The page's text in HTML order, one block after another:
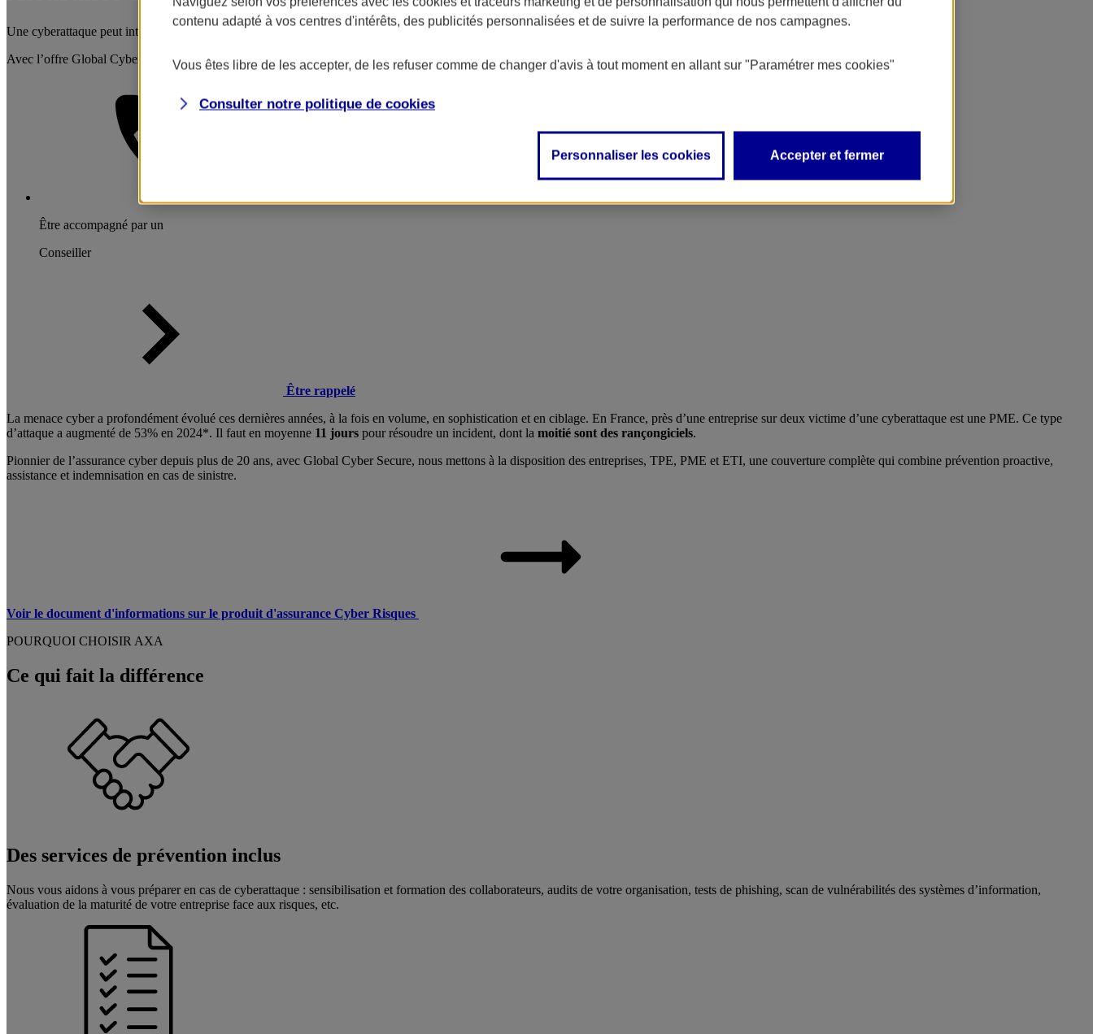
Une cyberattaque peut interrompre brutalement votre activité, entraîner des pertes financières importantes et nuire gravement à la réputation de votre entreprise.
Avec l’offre Global Cyber Secure AXA, protégez votre activité et maintenez la confiance de vos clients.
Être accompagné par un
Conseiller
Être rappelé
La menace cyber a profondément évolué ces dernières années, à la fois en volume, en sophistication et en ciblage. En France, près d’une entreprise sur deux victime d’une cyberattaque est une PME. Ce type
d’attaque a augmenté de 53% en 2024*. Il faut en moyenne 11 jours pour résoudre un incident, dont la moitié sont des rançongiciels.
Pionnier de l’assurance cyber depuis plus de 20 ans, avec Global Cyber Secure, nous mettons à la disposition des entreprises, TPE, PME et ETI, une couverture complète qui combine prévention proactive,
assistance et indemnisation en cas de sinistre.
Voir le document d'informations sur le produit d'assurance Cyber Risques
POURQUOI CHOISIR AXA
Ce qui fait la différence
Des services de prévention inclus
Nous vous aidons à vous préparer en cas de cyberattaque : sensibilisation et formation des collaborateurs, audits de votre organisation, tests de phishing, scan de vulnérabilités des systèmes d’information,
évaluation de la maturité de votre entreprise face aux risques, etc.
contenu adapté à vos centres d'intérêts, des publicités personnalisées et de suivre la performance de nos campagnes.
Vous êtes libre de les accepter, de les refuser comme de changer d'avis à tout moment en allant sur "Paramétrer mes cookies"
Consulter notre politique de cookies
Personnaliser les cookies Accepter et fermer